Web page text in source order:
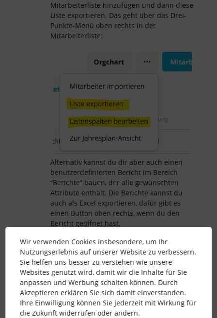
Mitarbeiterliste hinzufügen und dann diese
Liste exportieren. Das geht über das Drei-
Punkte-Menü oben rechts in der
Mitarbeiterliste:
Alternativ kannst du dir aber auch einen
benutzerdefinierten Bericht im Bereich
“Berichte” bauen, der alle gewünschten
Attribute enthält. Die Berichte kannst du
auch als Excel exportieren, dafür gibt es
einen Button oben rechts, wenn du den
Bericht geöffnet hast.
Hoffe, das hilft dir weiter :)
VG
lbrk
how to mitarbeiterdaten Excel Export
Wir verwenden Cookies insbesondere, um Ihr
Nutzungserlebnis auf unserer Website zu verbessern.
Sie helfen uns besser zu verstehen wie unsere
Websites genutzt wird, damit wir die Inhalte für Sie
anpassen und Werbung schalten können. Durch
Akzeptieren erklären Sie sich damit einverstanden.
Ihre Einwilligung können Sie jederzeit mit Wirkung für
die Zukunft widerrufen oder ändern.